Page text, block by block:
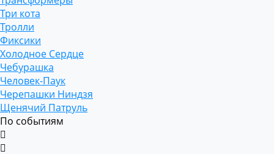
Три кота
Тролли
Фиксики
Холодное Сердце
Чебурашка
Человек-Паук
Черепашки Ниндзя
Щенячий Патруль
По событиям